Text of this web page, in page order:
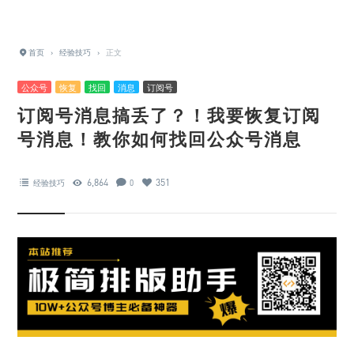
首页 › 经验技巧 › 正文
公众号 恢复 找回 消息 订阅号
订阅号消息搞丢了？！我要恢复订阅
号消息！教你如何找回公众号消息
经验技巧 6,864 0 351